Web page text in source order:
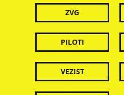
ZVG
PILOTI
VEZIST